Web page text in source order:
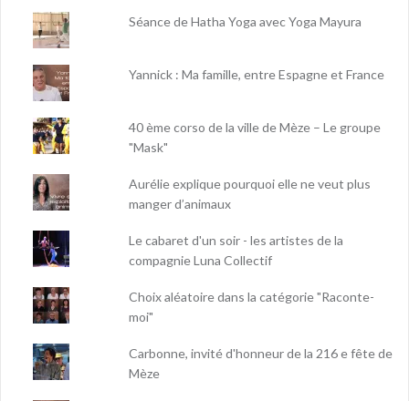
Séance de Hatha Yoga avec Yoga Mayura
Yannick : Ma famille, entre Espagne et France
40 ème corso de la ville de Mèze – Le groupe
"Mask"
Aurélie explique pourquoi elle ne veut plus
manger d’animaux
Le cabaret d'un soir - les artistes de la
compagnie Luna Collectif
Choix aléatoire dans la catégorie "Raconte-
moi"
Carbonne, invité d'honneur de la 216 e fête de
Mèze